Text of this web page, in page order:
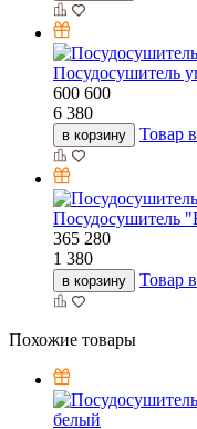
Посудосушитель
600 600
6 380
в корзину Товар
Посудосушитель
365 280
1 380
в корзину Товар
Похожие товары